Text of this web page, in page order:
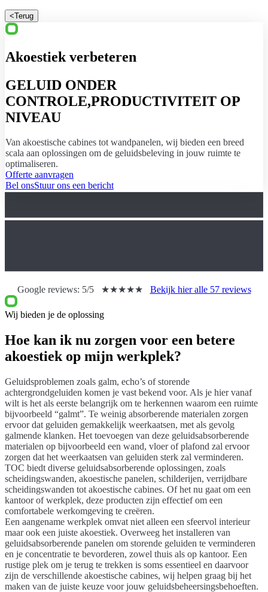
<Terug
Akoestiek verbeteren
GELUID ONDER
CONTROLE,PRODUCTIVITEIT OP
NIVEAU
Van akoestische cabines tot wandpanelen, wij bieden een breed
scala aan oplossingen om de geluidsbeleving in jouw ruimte te
optimaliseren.
Offerte aanvragen
Bel onsStuur ons een bericht
Google reviews: 5/5 ★★★★★ Bekijk hier alle 57 reviews
Wij bieden je de oplossing
Hoe kan ik nu zorgen voor een betere
akoestiek op mijn werkplek?
Geluidsproblemen zoals galm, echo’s of storende
achtergrondgeluiden komen je vast bekend voor. Als je hier vanaf
wilt is het als eerste belangrijk om te herkennen waarom een ruimte
bijvoorbeeld “galmt”. Te weinig absorberende materialen zorgen
ervoor dat geluiden gemakkelijk weerkaatsen, met als gevolg
galmende klanken. Het toevoegen van deze geluidsabsorberende
materialen op bijvoorbeeld een wand, vloer of plafond zal ervoor
zorgen dat het weerkaatsen van geluiden sterk zal verminderen.
TOC biedt diverse geluidsabsorberende oplossingen, zoals
scheidingswanden, akoestische panelen, schilderijen, verrijdbare
scheidingswanden tot akoestische cabines. Of het nu gaat om een
kantoor of werkplek, deze producten zijn effectief om een
comfortabele werkomgeving te creëren.
Een aangename werkplek omvat niet alleen een sfeervol interieur
maar ook een juiste akoestiek. Overweeg het installeren van
geluidsabsorberende panelen om storende geluiden te verminderen
en je concentratie te bevorderen, zowel thuis als op kantoor. Een
rustige plek om je terug te trekken is soms essentieel en daarvoor
zijn de verschillende akoestische cabines, wij helpen graag bij het
maken van de juiste keuze voor jouw geluidsbeheersingsbehoeften.